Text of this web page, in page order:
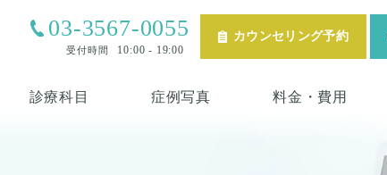
03-3567-0055
受付時間 10:00 - 19:00
カウンセリング予約
診療科目 症例写真 料金・費用